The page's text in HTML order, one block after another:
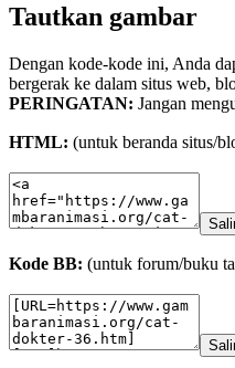
Tautkan gambar
Dengan kode-kode ini, Anda
bergerak ke dalam situs web,
PERINGATAN: Jangan
HTML: (untuk beranda situs/
Kode BB: (untuk forum/buku